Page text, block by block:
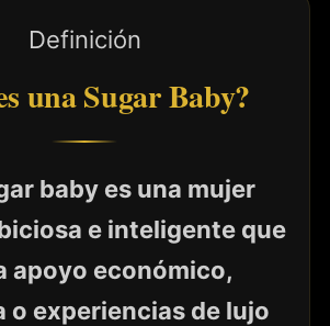
Definición
una Sugar Baby?
baby es una mujer
e inteligente que
apoyo económico,
o experiencias de lujo